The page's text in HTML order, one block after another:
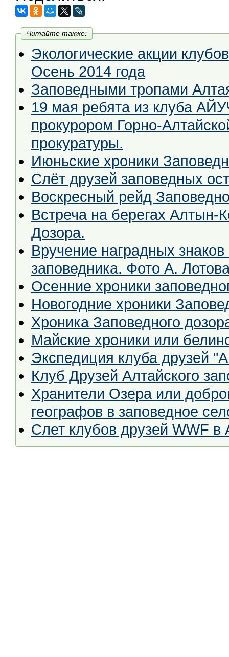
Читайте также:
Экологические акции
Осень 2014 года
Заповедными тропами
19 мая ребята из клуба
прокурором Горно-
прокуратуры.
Июньские хроники
Слёт друзей заповедных
Воскресный рейд
Встреча на берегах Алтын-
Дозора.
Вручение наградных
заповедника. Фото А.
Осенние хроники
Новогодние хроники
Хроника Заповедного
Майские хроники или
Экспедиция клуба друзей
Клуб Друзей Алтайского
Хранители Озера или
географов в заповедное